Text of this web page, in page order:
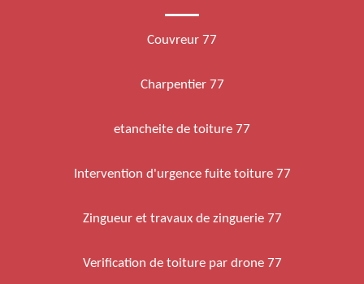
Couvreur 77
Charpentier 77
etancheite de toiture 77
Intervention d'urgence fuite toiture 77
Zingueur et travaux de zinguerie 77
Verification de toiture par drone 77